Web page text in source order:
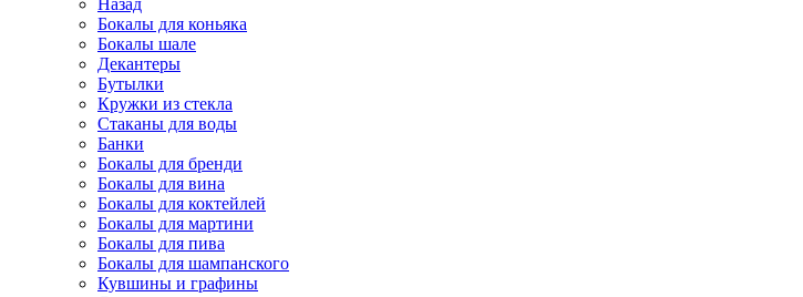
Бокалы для коньяка
Бокалы шале
Декантеры
Бутылки
Кружки из стекла
Стаканы для воды
Банки
Бокалы для бренди
Бокалы для вина
Бокалы для коктейлей
Бокалы для мартини
Бокалы для пива
Бокалы для шампанского
Кувшины и графины